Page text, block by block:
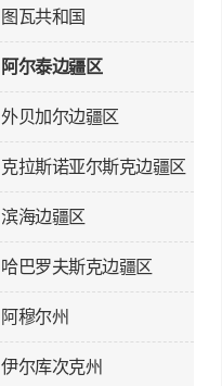
图瓦共和国
阿尔泰边疆区
外贝加尔边疆区
克拉斯诺亚尔斯克边疆区
滨海边疆区
哈巴罗夫斯克边疆区
阿穆尔州
伊尔库次克州